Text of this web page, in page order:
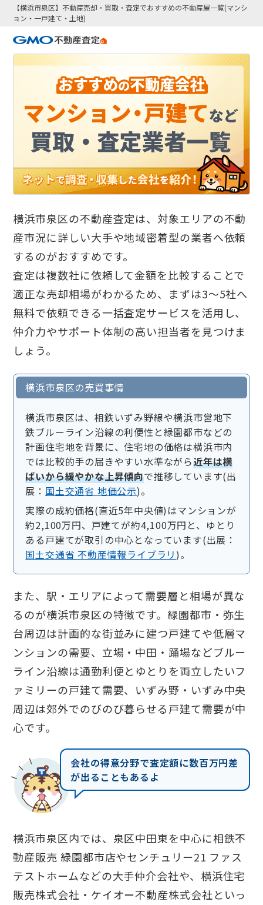
【横浜市泉区】不動産売却・買取・査定でおすすめの不動産屋一覧(マンシ
ョン・一戸建て・土地)
横浜市泉区の不動産査定は、対象エリアの不動
産市況に詳しい大手や地域密着型の業者へ依頼
するのがおすすめです。
査定は複数社に依頼して金額を比較することで
適正な売却相場がわかるため、まずは3〜5社へ
無料で依頼できる一括査定サービスを活用し、
仲介力やサポート体制の高い担当者を見つけま
しょう。
横浜市泉区の売買事情
横浜市泉区は、相鉄いずみ野線や横浜市営地下
鉄ブルーライン沿線の利便性と緑園都市などの
計画住宅地を背景に、住宅地の価格は横浜市内
では比較的手の届きやすい水準ながら近年は横
ばいから緩やかな上昇傾向で推移しています(出
展： 国土交通省 地価公示)。
実際の成約価格(直近5年中央値)はマンションが
約2,100万円、戸建てが約4,100万円と、ゆとり
ある戸建てが取引の中心となっています(出展：
国土交通省 不動産情報ライブラリ)。
また、駅・エリアによって需要層と相場が異な
るのが横浜市泉区の特徴です。緑園都市・弥生
台周辺は計画的な街並みに建つ戸建てや低層マ
ンションの需要、立場・中田・踊場などブルー
ライン沿線は通勤利便とゆとりを両立したいフ
ァミリーの戸建て需要、いずみ野・いずみ中央
周辺は郊外でのびのび暮らせる戸建て需要が中
心です。
会社の得意分野で査定額に数百万円差
が出ることもあるよ
横浜市泉区内では、泉区中田東を中心に相鉄不
動産販売 緑園都市店やセンチュリー21 ファス
テストホームなどの大手仲介会社や、横浜住宅
販売株式会社・ケイオー不動産株式会社といっ